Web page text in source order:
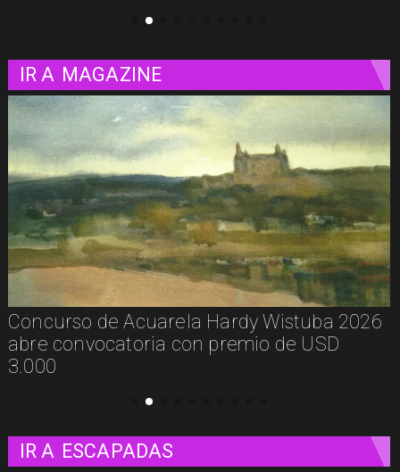
IR A MAGAZINE
De la calle a los libros: Pablito Recupera
presenta Psicología Callejera
IR A ESCAPADAS